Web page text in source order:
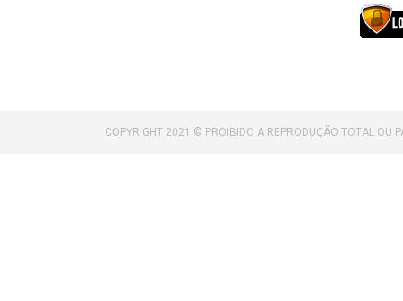
COPYRIGHT 2021 © PROIBIDO A REPRODUÇÃO TOTAL OU